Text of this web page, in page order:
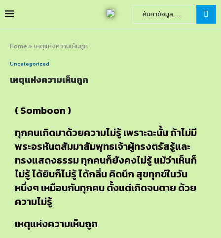
Home » เหตุแห่งความเห็นถูก
Uncategorized
เหตุแห่งความเห็นถูก
( Somboon )
ทุกคนเกิดมาด้วยความไม่รู้ เพราะฉะนั้น ถ้าไม่มี
พระอรหันตสัมมาสัมพุทธเจ้าผู้ทรงตรัสรู้และ
ทรงแสดงธรรม ทุกคนก็ยังคงไม่รู้ แม้ว่าเห็นก็
ไม่รู้ ได้ยินก็ไม่รู้ ได้กลิ่น คิดนึก สุขทุกข์ในวัน
หนึ่งๆ เหมือนกันทุกคน ตั้งแต่เกิดจนตาย ด้วย
ความไม่รู้
เหตุแห่งความเห็นถูก